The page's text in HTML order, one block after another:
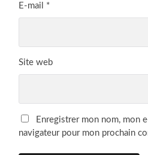
E-mail *
Site web
Enregistrer mon nom, mon
navigateur pour mon prochain